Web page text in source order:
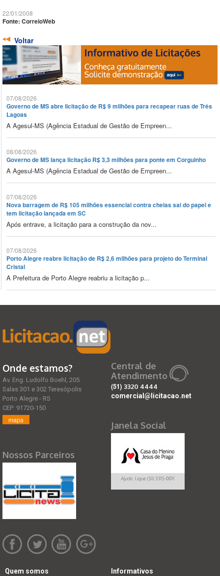
22/01/2008
Fonte: CorreioWeb
Voltar
07/08/2026
Governo de MS abre licitação de R$ 9 milhões para recapear ruas de Três
Lagoas
A Agesul-MS (Agência Estadual de Gestão de Empreen...
08/08/2026
Governo de MS lança licitação R$ 3,3 milhões para ponte em Corguinho
A Agesul-MS (Agência Estadual de Gestão de Empreen...
07/08/2026
Nova barragem de R$ 105 milhões essencial contra cheias sai do papel e
tem licitação lançada em SC
Após entrave, a licitação para a construção da nov...
07/08/2026
Porto Alegre reabre licitação de R$ 2,6 milhões para projeto do Terminal
Cristal
A Prefeitura de Porto Alegre reabriu a licitação p...
Onde estamos?
Av. Eng. Ludolfo Boehl, 205
Salas 301 e 302 Teresópolis
Porto Alegre - RS
CEP: 91720-150
mapa
Nossos Parceiros
Central de
Atendimento
(51) 3320 4444
comercial@licitacao.net
Janela Social
Quem somos Informativos